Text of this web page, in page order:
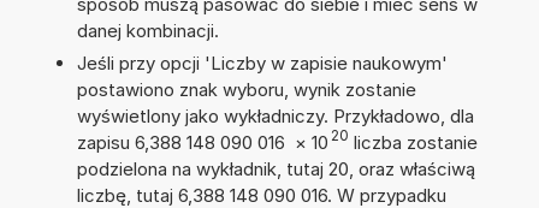
danej kombinacji.
Jeśli przy opcji 'Liczby w zapisie naukowym'
postawiono znak wyboru, wynik zostanie
wyświetlony jako wykładniczy. Przykładowo, dla
zapisu 6,388 148 090 016 × 10 20 liczba zostanie
podzielona na wykładnik, tutaj 20, oraz właściwą
liczbę, tutaj 6,388 148 090 016. W przypadku